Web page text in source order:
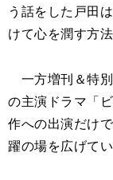
う話をした戸田
けて心を潤す方
一方増刊＆特
の主演ドラマ「
作への出演だけ
躍の場を広げてい